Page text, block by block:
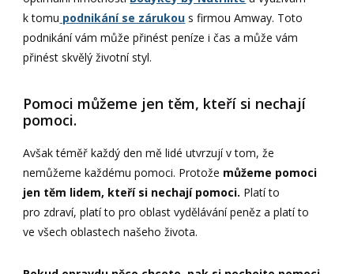
k tomu podnikání se zárukou s firmou Amway. Toto
podnikání vám může přinést peníze i čas a může vám
přinést skvělý životní styl.
Pomoci můžeme jen těm, kteří si nechají
pomoci.
Avšak téměř každý den mě lidé utvrzují v tom, že
nemůžeme každému pomoci. Protože můžeme pomoci
jen těm lidem, kteří si nechají pomoci. Platí to
pro zdraví, platí to pro oblast vydělávání peněz a platí to
ve všech oblastech našeho života.